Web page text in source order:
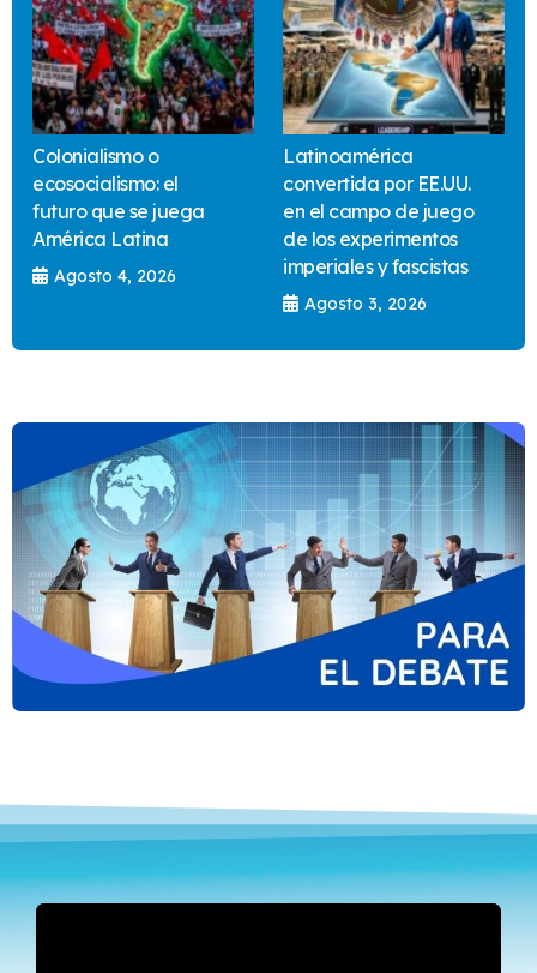
Colonialismo o
ecosocialismo: el
futuro que se juega
América Latina
Agosto 4, 2026
Latinoamérica
convertida por EE.UU.
en el campo de juego
de los experimentos
imperiales y fascistas
Agosto 3, 2026